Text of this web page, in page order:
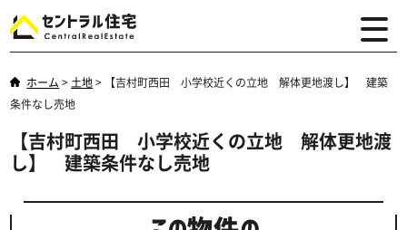
ホーム > 土地>
【吉村町西田 小学校近くの立地 解体更地渡し】 建築
条件なし売地
【吉村町西田 小学校近くの立地 解体更地渡
し】 建築条件なし売地